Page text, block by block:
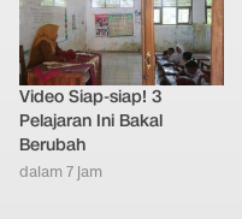
Video Siap-siap! 3
Pelajaran Ini Bakal
Berubah
dalam 7 jam